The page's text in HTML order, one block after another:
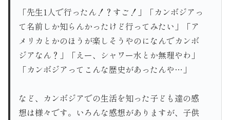
「先生1人で行ったん！？すご！」「カンボジアっ
て名前しか知らんかったけど行ってみたい」「ア
メリカとかのほうが楽しそうやのになんでカンボ
ジアなん？」「えー、シャワー水とか無理やわ」
「カンボジアってこんな歴史があったんや…」
など、カンボジアでの生活を知った子ども達の感
想は様々です。いろんな感想がありますが、子供